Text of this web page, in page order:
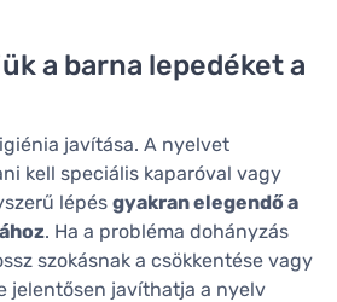
a barna lepedéket a
javítása. A nyelvet
kell speciális kaparóval vagy
lépés gyakran elegendő a
. Ha a probléma dohányzás
szokásnak a csökkentése vagy
jelentősen javíthatja a nyelv